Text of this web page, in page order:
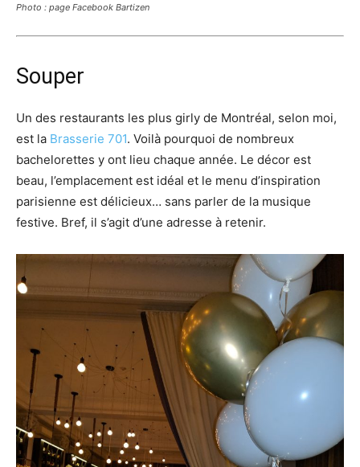
Photo : page Facebook Bartizen
Souper
Un des restaurants les plus girly de Montréal, selon moi,
est la Brasserie 701. Voilà pourquoi de nombreux
bachelorettes y ont lieu chaque année. Le décor est
beau, l’emplacement est idéal et le menu d’inspiration
parisienne est délicieux… sans parler de la musique
festive. Bref, il s’agit d’une adresse à retenir.